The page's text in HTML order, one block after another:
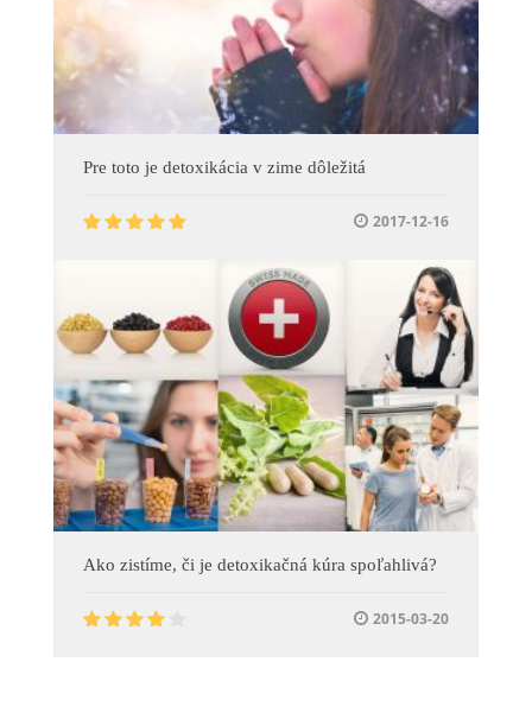
Pre toto je detoxikácia v zime dôležitá
2017-12-16
Ako zistíme, či je detoxikačná kúra spoľahlivá?
2015-03-20